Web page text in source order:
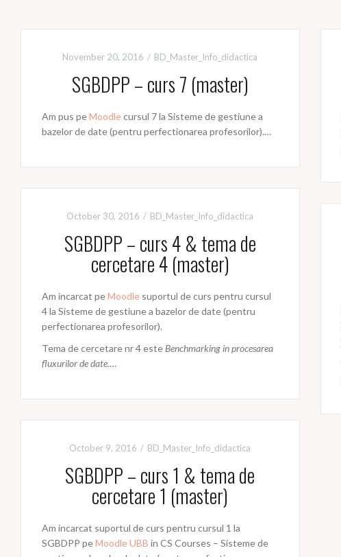
November 20, 2016 BD_Master_Info_didactica
SGBDPP – curs 7 (master)
Am pus peMoodlecursul 7 la Sisteme de gestiune a
bazelor de date (pentru perfectionarea profesorilor).…
October 30, 2016 BD_Master_Info_didactica
SGBDPP – curs 4 & tema de
cercetare 4 (master)
Am incarcat peMoodle suportul de curs pentru cursul
4 la Sisteme de gestiune a bazelor de date (pentru
perfectionarea profesorilor).
Tema de cercetare nr 4 este Benchmarking in procesarea
fluxurilor de date.…
October 9, 2016 BD_Master_Info_didactica
SGBDPP – curs 1 & tema de
cercetare 1 (master)
Am incarcat suportul de curs pentru cursul 1 la
SGBDPP peMoodle UBB in CS Courses – Sisteme de